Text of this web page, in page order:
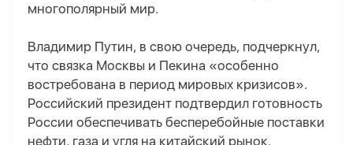
многополярный мир.
Владимир Путин, в свою очередь, подчеркнул,
что связка Москвы и Пекина «особенно
востребована в период мировых кризисов».
Российский президент подтвердил готовность
России обеспечивать бесперебойные поставки
нефти, газа и угля на китайский рынок,